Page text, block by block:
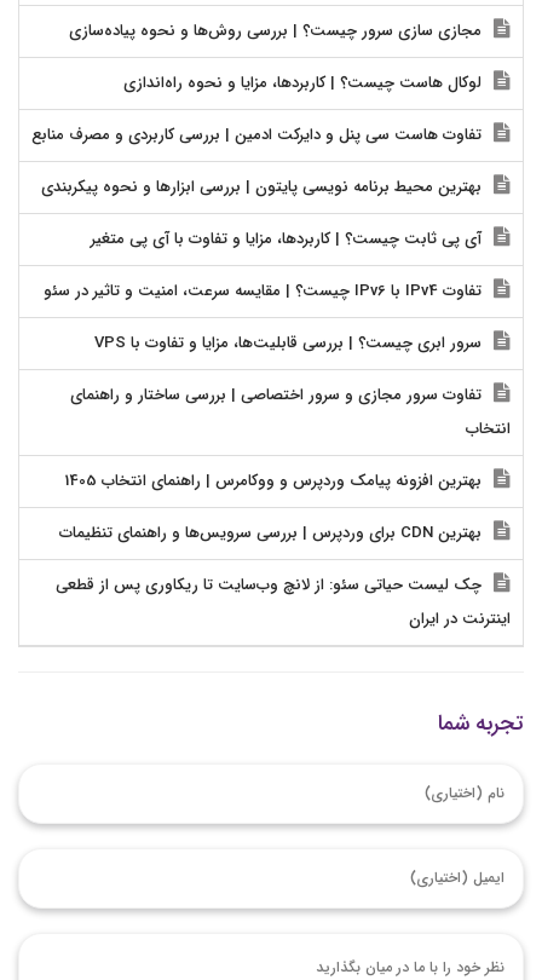
مجازی سازی سرور چیست؟ | بررسی روش‌ها و نحوه پیاده‌سازی
لوکال هاست چیست؟ | کاربردها، مزایا و نحوه راه‌اندازی
تفاوت هاست سی پنل و دایرکت ادمین | بررسی کاربردی و مصرف منابع
بهترین محیط برنامه نویسی پایتون | بررسی ابزارها و نحوه پیکربندی
آی پی ثابت چیست؟ | کاربردها، مزایا و تفاوت با آی پی متغیر
تفاوت IPv4 با IPv6 چیست؟ | مقایسه سرعت، امنیت و تاثیر در سئو
سرور ابری چیست؟ | بررسی قابلیت‌ها، مزایا و تفاوت با VPS
تفاوت سرور مجازی و سرور اختصاصی | بررسی ساختار و راهنمای
انتخاب
بهترین افزونه پیامک وردپرس و ووکامرس | راهنمای انتخاب 1405
بهترین CDN برای وردپرس | بررسی سرویس‌ها و راهنمای تنظیمات
چک لیست حیاتی سئو: از لانچ وب‌سایت تا ریکاوری پس از قطعی
اینترنت در ایران
تجربه شما